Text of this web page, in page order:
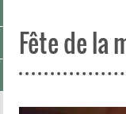
Fête de la